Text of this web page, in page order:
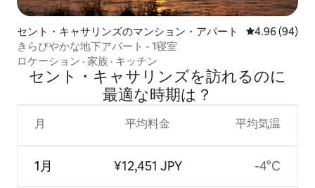
セント・キャサリンズのマンション・アパート レビュー94件
4.96 (94)
きらびやかな地下アパート - 1寝室
ロケーション · 家族 · キッチン
セント・キャサリンズを訪⁠れ⁠るの⁠に
最⁠適⁠な時⁠期⁠は⁠？
月
1月
平均料金
¥12,451 JPY
平均気温
-4°C